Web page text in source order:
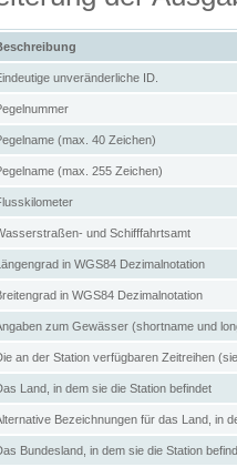
unveränderliche ID.
(max. 40 Zeichen)
(max. 255 Zeichen)
und Schifffahrtsamt
Längengrad in WGS84 Dezimalnotation
in WGS84 Dezimalnotation
zum Gewässer (shortname und
an der Station verfügbaren Zeitreihen
Land, in dem sie die Station befindet
Bezeichnungen für das Land, in
Bundesland, in dem sie die Station